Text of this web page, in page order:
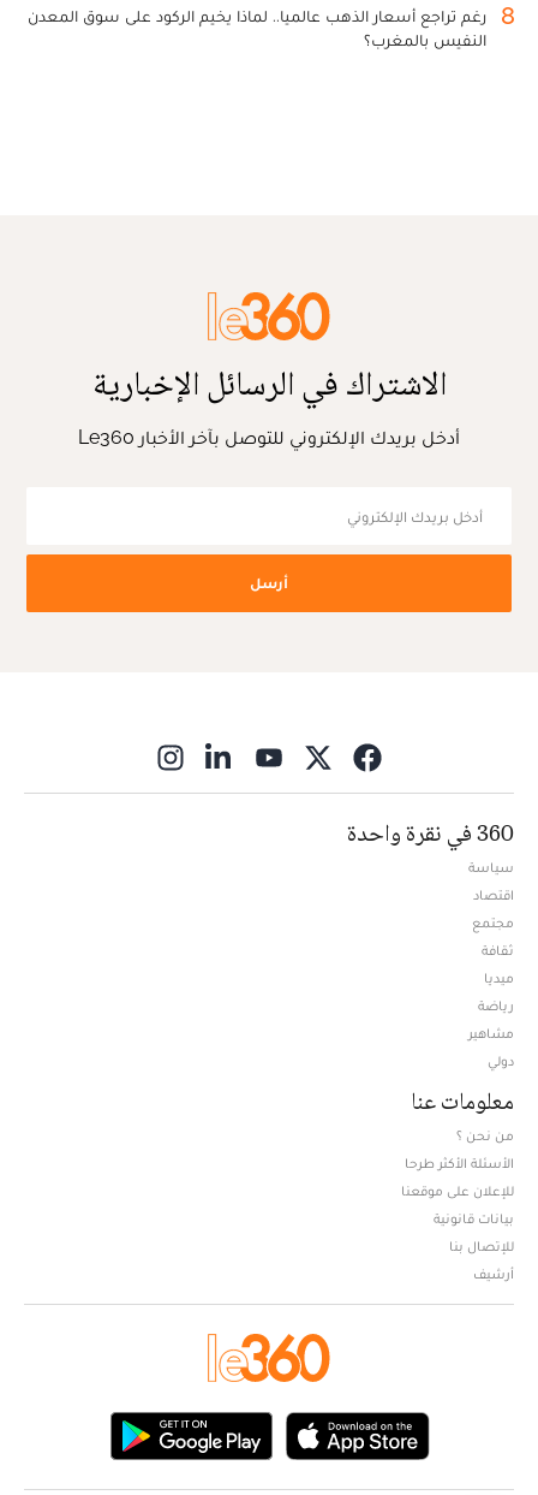
8
رغم تراجع أسعار الذهب عالميا.. لماذا يخيم الركود على سوق المعدن
النفيس بالمغرب؟
الاشتراك في الرسائل الإخبارية
أدخل بريدك الإلكتروني للتوصل بآخر الأخبار Le360
أرسل
360 في نقرة واحدة
سياسة
اقتصاد
مجتمع
ثقافة
ميديا
رياضة
مشاهير
دولي
معلومات عنا
من نحن ؟
الأسئلة الأكثر طرحا
للإعلان على موقعنا
بيانات قانونية
للإتصال بنا
أرشيف